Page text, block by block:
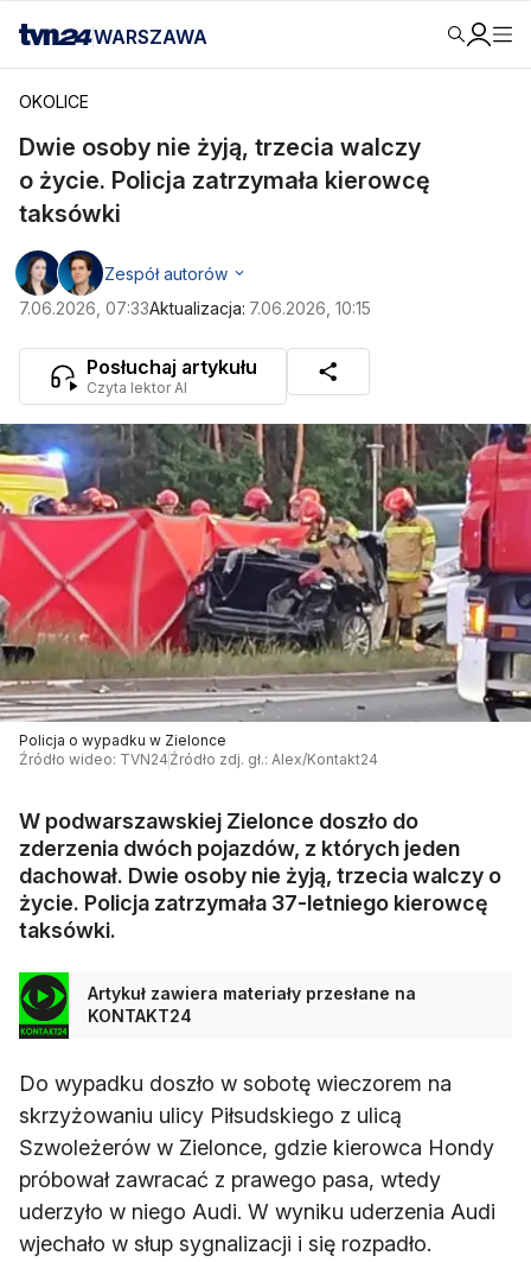
WARSZAWA
OKOLICE
Dwie osoby nie żyją, trzecia walczy
o życie. Policja zatrzymała kierowcę
taksówki
Zespół autorów
7.06.2026, 07:33Aktualizacja: 7.06.2026, 10:15
Posłuchaj artykułu
Czyta lektor AI
Policja o wypadku w Zielonce
Źródło wideo: TVN24Źródło zdj. gł.: Alex/Kontakt24
W podwarszawskiej Zielonce doszło do
zderzenia dwóch pojazdów, z których jeden
dachował. Dwie osoby nie żyją, trzecia walczy o
życie. Policja zatrzymała 37-letniego kierowcę
taksówki.
Artykuł zawiera materiały przesłane na
KONTAKT24
Do wypadku doszło w sobotę wieczorem na
skrzyżowaniu ulicy Piłsudskiego z ulicą
Szwoleżerów w Zielonce, gdzie kierowca Hondy
próbował zawracać z prawego pasa, wtedy
uderzyło w niego Audi. W wyniku uderzenia Audi
wjechało w słup sygnalizacji i się rozpadło.